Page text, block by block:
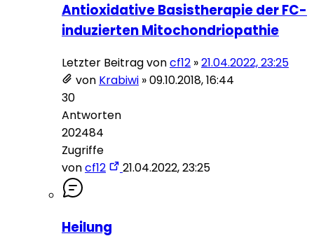
Antioxidative Basistherapie der FC-
induzierten Mitochondriopathie
Letzter Beitrag voncf12 »21.04.2022, 23:25
von Krabiwi »09.10.2018, 16:44
30
Antworten
202484
Zugriffe
voncf12 21.04.2022, 23:25
Heilung